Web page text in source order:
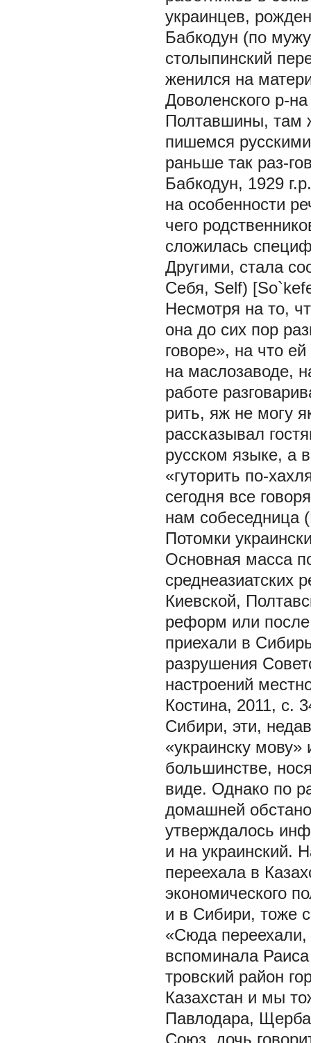
украинцев,
Бабкодун (по
столыпинский
женился на
Доволенского р-
Полтавшины, там
пишемся
раньше так раз-
Бабкодун, 1929
на особенности
чего
сложилась
Другими, стала
Себя, Self)
Несмотря на то,
она до сих пор
говоре», на что
на маслозаводе,
работе
рить, яж не могу
рассказывал
русском языке, а
«гуторить по-
сегодня все
нам собеседница
Потомки
Основная масса
среднеазиатских
Киевской,
реформ или после
приехали в
разрушения
настроений
Костина, 2011, с.
Сибири, эти,
«украинску мову»
большинстве,
виде. Однако по
домашней
утверждалось
и на украинский.
переехала в
экономического
и в Сибири, тоже
«Сюда переехали,
вспоминала
тровский район
Казахстан и мы
Павлодара,
Союз, дочь